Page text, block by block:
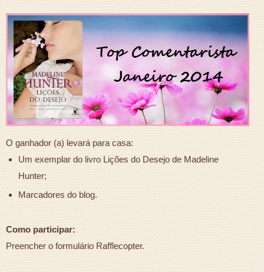
O ganhador (a) levará para casa:
Um exemplar do livro Lições do Desejo de Madeline
Hunter;
Marcadores do blog.
Como participar:
Preencher o formulário Rafflecopter.